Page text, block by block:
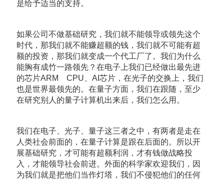
是给予适当的支持。
如果公司不做基础研究，我们就不能领导或领先这个
时代，那我们就不能赚超额的钱，我们就不可能有超
额的投资，那我们就变成一个代工厂了。我们为什么
能胸有成竹一路领先？在电子上我们已经做出最先进
的芯片ARM CPU、AI芯片，在光子的交换上，我们
也是世界最领先的。在量子方面，我们在跟随，至少
在研究别人的量子计算机出来后，我们怎么用。
我们在电子、光子、量子这三者之中，有两者是走在
人类社会前面的，在量子计算是跟在后面的。所以开
展基础研究，才可能有超额利润，才有钱做战略投
入，才能领导社会前进。外面的科学家欢迎我们，因
为我们就是把他们当作灯塔，我们不侵犯他们的任何